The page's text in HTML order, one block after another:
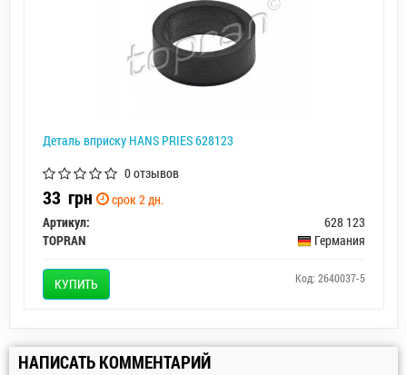
Деталь вприску HANS PRIES 628123
0 отзывов
33 грн
срок 2 дн.
Артикул:
628 123
TOPRAN
Германия
КУПИТЬ Код: 2640037-5
НАПИСАТЬ КОММЕНТАРИЙ